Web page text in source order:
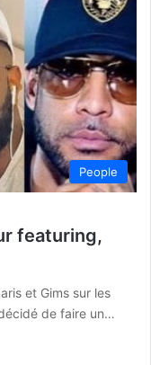
People
featuring,
et Gims sur les
de faire un…